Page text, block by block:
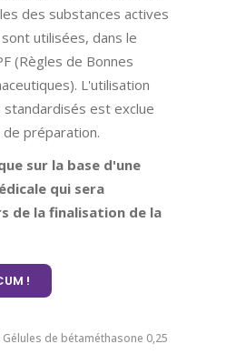
des substances actives
utilisées, dans le
(Règles de Bonnes
L'utilisation
est exclue
préparation.
sur la base d'une
qui sera
de la finalisation de la
!
Gélules de bétaméthasone 0,25